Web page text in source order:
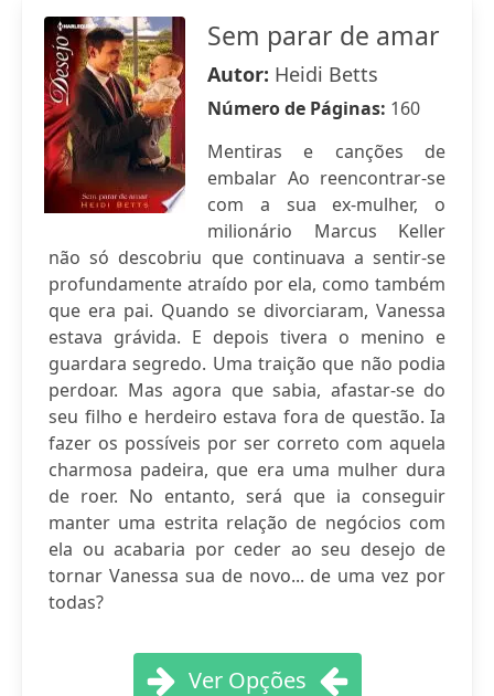
Sem parar de amar
Autor: Heidi Betts
Número de Páginas: 160
Mentiras e canções de
embalar Ao reencontrar-se
com a sua ex-mulher, o
milionário Marcus Keller
não só descobriu que continuava a sentir-se
profundamente atraído por ela, como também
que era pai. Quando se divorciaram, Vanessa
estava grávida. E depois tivera o menino e
guardara segredo. Uma traição que não podia
perdoar. Mas agora que sabia, afastar-se do
seu filho e herdeiro estava fora de questão. Ia
fazer os possíveis por ser correto com aquela
charmosa padeira, que era uma mulher dura
de roer. No entanto, será que ia conseguir
manter uma estrita relação de negócios com
ela ou acabaria por ceder ao seu desejo de
tornar Vanessa sua de novo... de uma vez por
todas?
Ver Opções